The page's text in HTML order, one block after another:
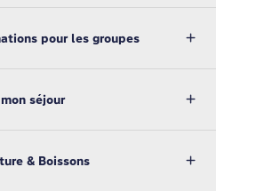
pour les groupes
séjour
& Boissons